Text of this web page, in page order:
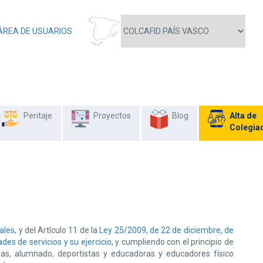
DE USUARIOS
Peritaje Proyectos Blog
Alta de
, y del Artículo 11 de la
Ley 25/2009, de 22 de diciembre, de
de servicios y su ejercicio, y cumpliendo con el principio de
alumnado, deportistas y educadoras y educadores físico